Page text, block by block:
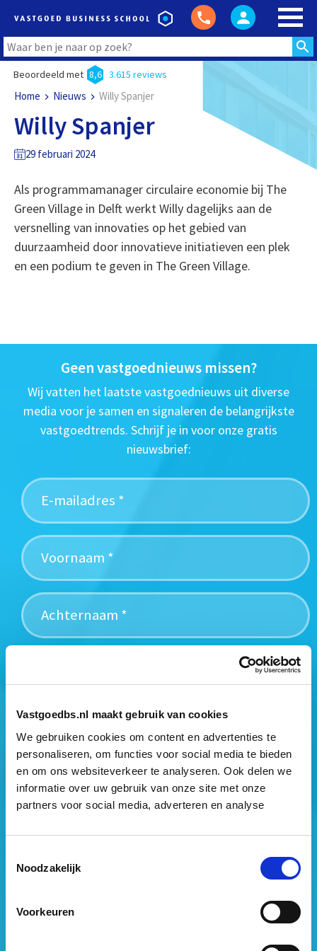
Vastgoedbs.nl maakt gebruik van cookies
We gebruiken cookies om content en advertenties te
personaliseren, om functies voor social media te bieden
en om ons websiteverkeer te analyseren. Ook delen we
informatie over uw gebruik van onze site met onze
partners voor social media, adverteren en analyse
Noodzakelijk
Voorkeuren
Beoordeeld met 8,6 3.615 reviews
Home Nieuws Willy Spanjer
Willy Spanjer
29 februari 2024
Als programmamanager circulaire economie bij The
Green Village in Delft werkt Willy dagelijks aan de
versnelling van innovaties op het gebied van
duurzaamheid door innovatieve initiatieven een plek
en een podium te geven in The Green Village.
Geen vastgoednieuws missen?
Wij vatten het laatste vastgoednieuws uit diverse
media voor je samen en signaleren de belangrijkste
vastgoedtrends. Schrijf je in voor onze gratis
nieuwsbrief:
Mogen wij jouw gegevens opslaan?
en mij te informeren over het laatste vastgoednieuws.
Vastgoed Business School
Philitelaan 73
088 – 091 00 00